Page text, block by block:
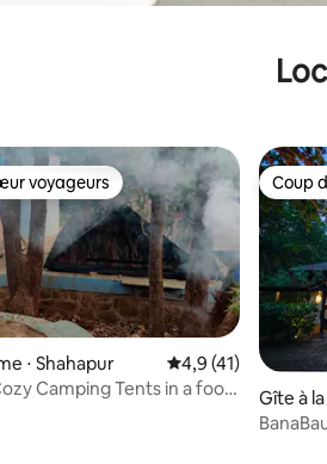
voyageurs
voyageurs
⋅ Shahapur Évaluation
4,9 (41)
Camping Tents in a food
Coup
Coup
Gîte à
BanaBaug